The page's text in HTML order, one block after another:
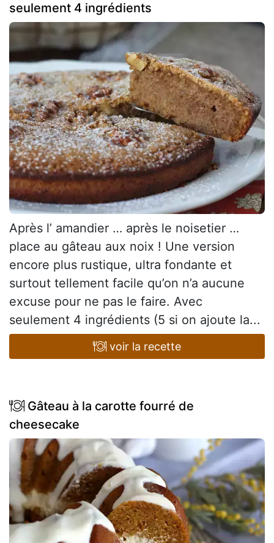
seulement 4 ingrédients
Après l’ amandier … après le noisetier …
place au gâteau aux noix ! Une version
encore plus rustique, ultra fondante et
surtout tellement facile qu’on n’a aucune
excuse pour ne pas le faire. Avec
seulement 4 ingrédients (5 si on ajoute la...
voir la recette
Gâteau à la carotte fourré de
cheesecake